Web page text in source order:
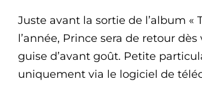
Juste avant la sortie de l’album «
l’année, Prince sera de retour
guise d’avant goût. Petite
uniquement via le logiciel de